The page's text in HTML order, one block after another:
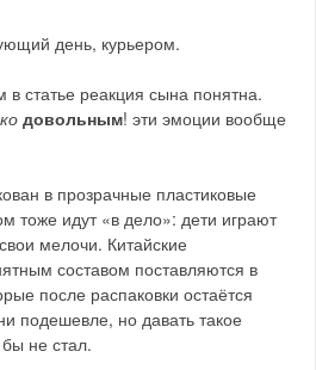
день, курьером.
статье реакция сына понятна.
довольным! эти эмоции вообще
в прозрачные пластиковые
тоже идут «в дело»: дети играют
мелочи. Китайские
составом поставляются в
после распаковки остаётся
подешевле, но давать такое
не стал.